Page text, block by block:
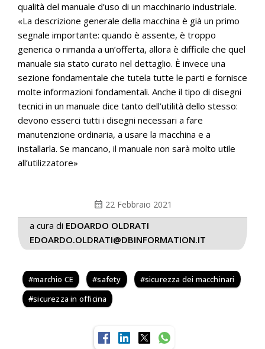
qualità del manuale d’uso di un macchinario industriale.
«La descrizione generale della macchina è già un primo
segnale importante: quando è assente, è troppo
generica o rimanda a un’offerta, allora è difficile che quel
manuale sia stato curato nel dettaglio. È invece una
sezione fondamentale che tutela tutte le parti e fornisce
molte informazioni fondamentali. Anche il tipo di disegni
tecnici in un manuale dice tanto dell’utilità dello stesso:
devono esserci tutti i disegni necessari a fare
manutenzione ordinaria, a usare la macchina e a
installarla. Se mancano, il manuale non sarà molto utile
all’utilizzatore»
calendar_month 22 Febbraio 2021
a cura di EDOARDO OLDRATI
EDOARDO.OLDRATI@DBINFORMATION.IT
marchio CE safety
sicurezza dei macchinari
sicurezza in officina